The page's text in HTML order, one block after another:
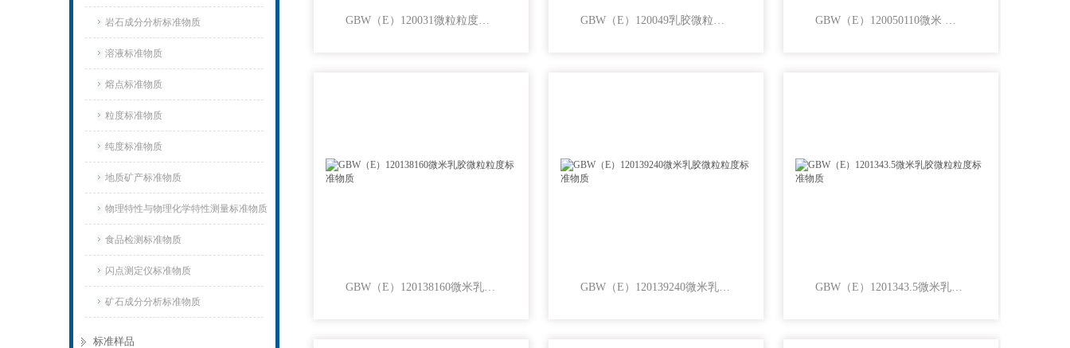
岩石成分分析标准物质
溶液标准物质
熔点标准物质
粒度标准物质
纯度标准物质
地质矿产标准物质
物理特性与物理化学特性测量标准物质
食品检测标准物质
闪点测定仪标准物质
矿石成分分析标准物质
标准样品
GBW（E）120031微粒粒度标准物质 100微米乳胶 GBW（E）120049乳胶微粒粒度标准物质 105微米 GBW（E）120050110微米 乳胶微粒粒度标准物质
GBW（E）120138160微米乳胶微粒粒度标准物质 GBW（E）120139240微米乳胶微粒粒度标准物质 GBW（E）1201343.5微米乳胶微粒粒度标准物质